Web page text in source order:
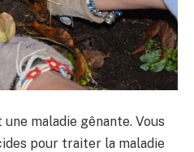
maladie gênante. Vous
pour traiter la maladie